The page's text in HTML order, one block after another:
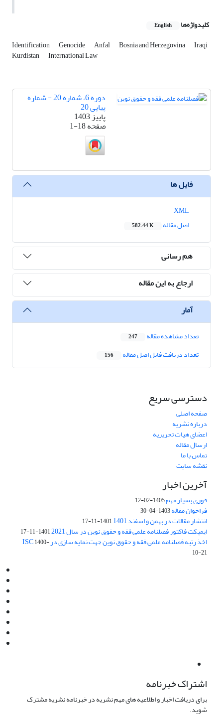
کلیدواژه‌ها English
Identification Genocide Anfal Bosnia and Herzegovina Iraqi
Kurdistan International Law
دوره 6، شماره 20 - شماره
پیاپی 20
پاییز 1403
صفحه1-18
فایل ها
اصل مقاله
582.44 K
هم رسانی
ارجاع به این مقاله
آمار
تعداد مشاهده مقاله 247
تعداد دریافت فایل اصل مقاله 156
دسترسی سریع
صفحه اصلی
درباره نشریه
اعضای هیات تحریریه
ارسال مقاله
تماس با ما
نقشه سایت
آخرین اخبار
فوری بسیار مهم1405-02-12
فراخوان مقاله1403-04-30
انتشار مقالات در بهمن و اسفند 1401 1401-11-17
ایمپکت فاکتور فصلنامه علمی فقه و حقوق نوین در سال 2021 1401-11-17
اخذ رتبه فصلنامه علمی فقه و حقوق نوین جهت نمایه سازی در ISC1400-
10-21
اشتراک خبرنامه
برای دریافت اخبار و اطلاعیه های مهم نشریه در خبرنامه نشریه مشترک
شوید.